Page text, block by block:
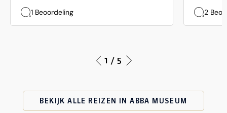
1 Beoordeling 2
1 / 5
BEKIJK ALLE REIZEN IN ABBA MUSEUM